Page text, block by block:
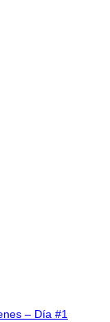
– Día #1